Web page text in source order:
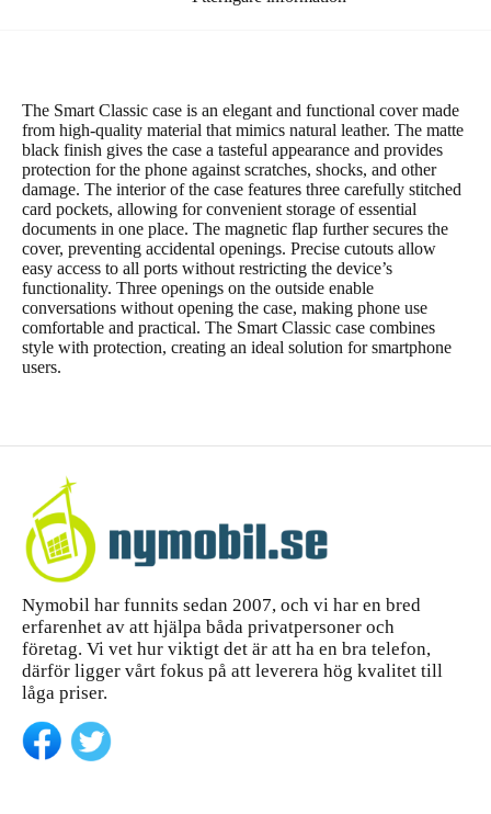
The Smart Classic case is an elegant and functional cover made
from high-quality material that mimics natural leather. The matte
black finish gives the case a tasteful appearance and provides
protection for the phone against scratches, shocks, and other
damage. The interior of the case features three carefully stitched
card pockets, allowing for convenient storage of essential
documents in one place. The magnetic flap further secures the
cover, preventing accidental openings. Precise cutouts allow
easy access to all ports without restricting the device’s
functionality. Three openings on the outside enable
conversations without opening the case, making phone use
comfortable and practical. The Smart Classic case combines
style with protection, creating an ideal solution for smartphone
users.
Nymobil har funnits sedan 2007, och vi har en bred
erfarenhet av att hjälpa båda privatpersoner och
företag. Vi vet hur viktigt det är att ha en bra telefon,
därför ligger vårt fokus på att leverera hög kvalitet till
låga priser.